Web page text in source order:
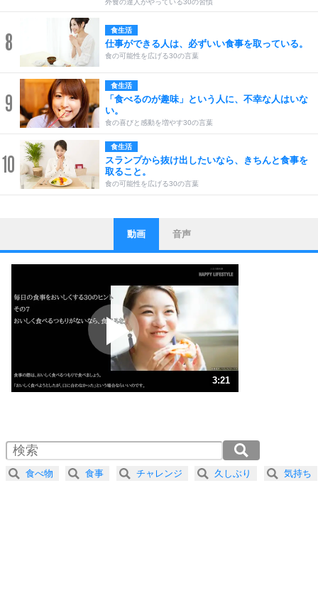
外食の達人がやっている30の習慣
8 食生活
仕事ができる人は、必ずいい食事を取っている。
食の可能性を広げる30の言葉
9
食生活
「食べるのが趣味」という人に、不幸な人はいな
い。
食の喜びと感動を増やす30の言葉
10
食生活
スランプから抜け出したいなら、きちんと食事を
取ること。
食の可能性を広げる30の言葉
1
ストレス対策
他人と比べない。
いっそのこと、他人を見ない。
いらいらしない人になる30の方法
プラス思考
ポジティブになれない原因は、行動しないから。
ポジティブ思考になる30の方法
ストレス対策
人生、なんとかなるもの。
気楽に生きる30の方法
4 器の大きい人は、怒りを優しさで表現する。
プラス思考
動画 音声
3:21
2.0倍速 （394KB 1分40秒）
2.5倍速 （316KB 1分20秒）
3.0倍速 （263KB 1分7秒）
食べ物 食事 チャレンジ 久しぶり 気持ち